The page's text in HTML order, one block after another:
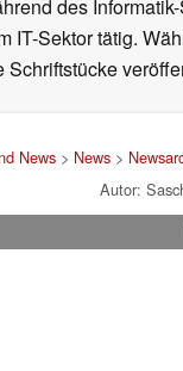
des
IT-Sektor tätig.
Schriftstücke
News> News>
Autor: